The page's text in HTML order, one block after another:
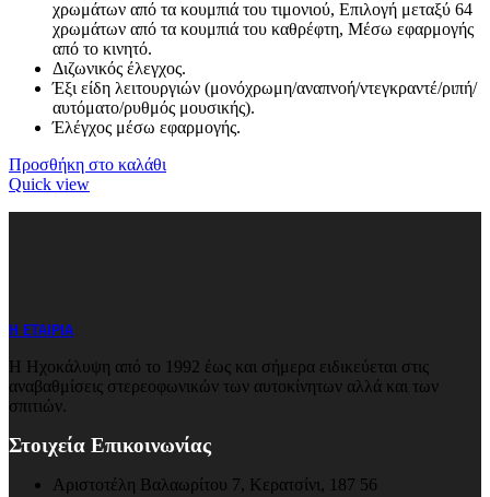
χρωμάτων από τα κουμπιά του τιμονιού, Επιλογή μεταξύ 64
χρωμάτων από τα κουμπιά του καθρέφτη, Μέσω εφαρμογής
από το κινητό.
Διζωνικός έλεγχος.
Έξι είδη λειτουργιών (μονόχρωμη/αναπνοή/ντεγκραντέ/ριπή/
αυτόματο/ρυθμός μουσικής).
Έλέγχος μέσω εφαρμογής.
Προσθήκη στο καλάθι
Quick view
Η ΕΤΑΙΡΙΑ
Η Ηχοκάλυψη από το 1992 έως και σήμερα ειδικεύεται στις
αναβαθμίσεις στερεοφωνικών των αυτοκίνητων αλλά και των
σπιτιών.
Στοιχεία Επικοινωνίας
Αριστοτέλη Βαλαωρίτου 7, Κερατσίνι, 187 56